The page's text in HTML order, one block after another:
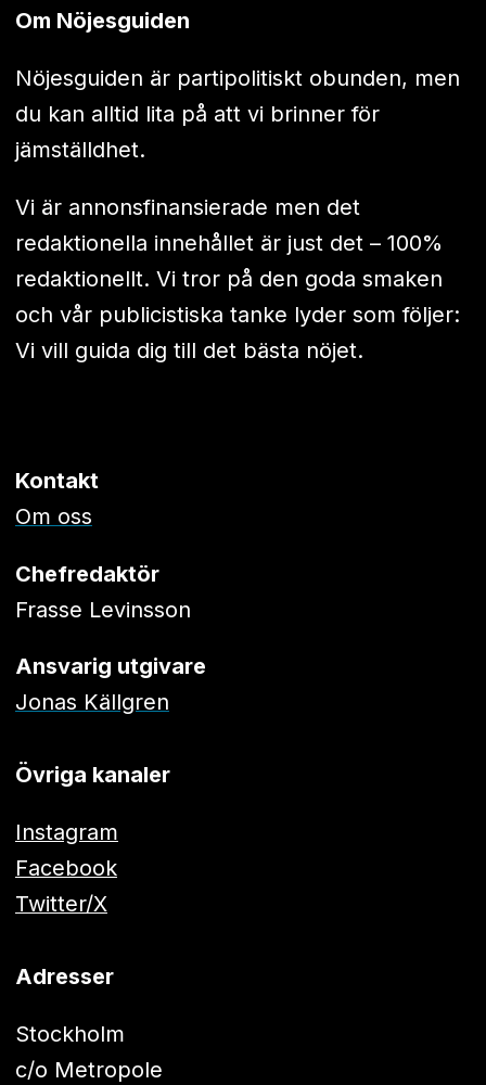
Om Nöjesguiden
Nöjesguiden är partipolitiskt obunden, men
du kan alltid lita på att vi brinner för
jämställdhet.
Vi är annonsfinansierade men det
redaktionella innehållet är just det – 100%
redaktionellt. Vi tror på den goda smaken
och vår publicistiska tanke lyder som följer:
Vi vill guida dig till det bästa nöjet.
Kontakt
Om oss
Chefredaktör
Frasse Levinsson
Ansvarig utgivare
Jonas Källgren
Övriga kanaler
Instagram
Facebook
Twitter/X
Adresser
Stockholm
c/o Metropole